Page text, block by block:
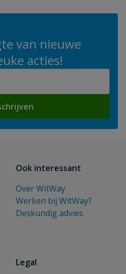
van nieuwe
acties!
Ook interessant
Over WitWay
Werken bij WitWay?
Deskundig advies
Legal